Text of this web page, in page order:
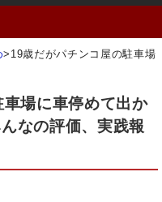
> 19歳だがパチンコ屋の駐車場
場に車停めて出か
なの評価、実践報